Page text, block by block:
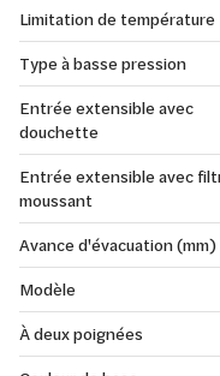
Limitation de température
Type à basse pression
Entrée extensible avec
douchette
Entrée extensible avec
moussant
Avance d'évacuation (mm)
Modèle
À deux poignées